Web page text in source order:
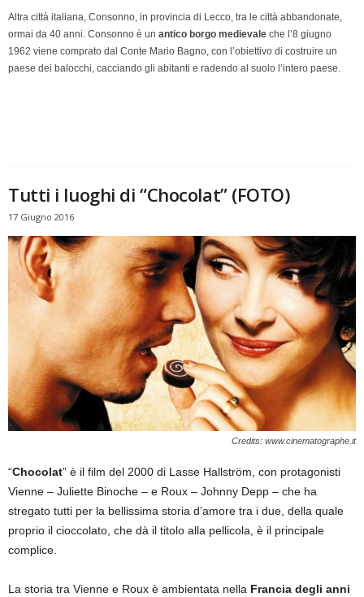
Altra città italiana, Consonno, in provincia di Lecco, tra le città abbandonate,
ormai da 40 anni. Consonno è un antico borgo medievale che l’8 giugno
1962 viene comprato dal Conte Mario Bagno, con l’obiettivo di costruire un
paese dei balocchi, cacciando gli abitanti e radendo al suolo l’intero paese.
Tutti i luoghi di “Chocolat” (FOTO)
17 Giugno 2016
Credits: www.cinematographe.it
“Chocolat” è il film del 2000 di Lasse Hallström, con protagonisti
Vienne – Juliette Binoche – e Roux – Johnny Depp – che ha
stregato tutti per la bellissima storia d’amore tra i due, della quale
proprio il cioccolato, che dà il titolo alla pellicola, è il principale
complice.
La storia tra Vienne e Roux è ambientata nella Francia degli anni